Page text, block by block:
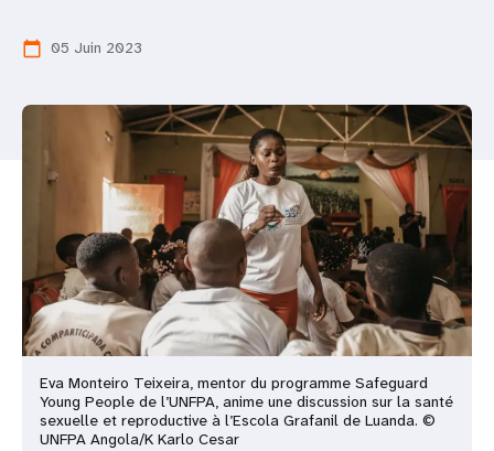
calendar_today 05 Juin 2023
Eva Monteiro Teixeira, mentor du programme Safeguard
Young People de l’UNFPA, anime une discussion sur la santé
sexuelle et reproductive à l’Escola Grafanil de Luanda. ©
UNFPA Angola/K Karlo Cesar